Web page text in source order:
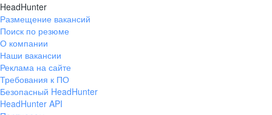
HeadHunter
Размещение вакансий
Поиск по резюме
О компании
Наши вакансии
Реклама на сайте
Требования к ПО
Безопасный HeadHunter
HeadHunter API